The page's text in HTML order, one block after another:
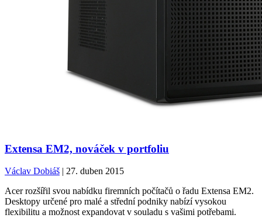
Extensa EM2, nováček v portfoliu
Václav Dobiáš | 27. duben 2015
Acer rozšířil svou nabídku firemních počítačů o řadu Extensa EM2.
Desktopy určené pro malé a střední podniky nabízí vysokou
flexibilitu a možnost expandovat v souladu s vašimi potřebami.